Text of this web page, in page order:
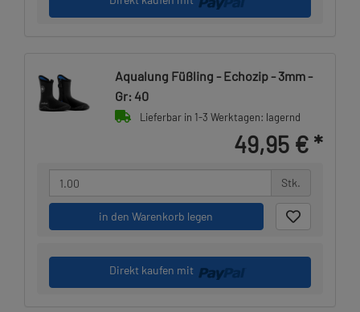
Aqualung Füßling - Echozip - 3mm -
Gr: 40
Lieferbar in 1-3 Werktagen: lagernd
49,95 € *
Stk.
in den Warenkorb legen
Direkt kaufen mit